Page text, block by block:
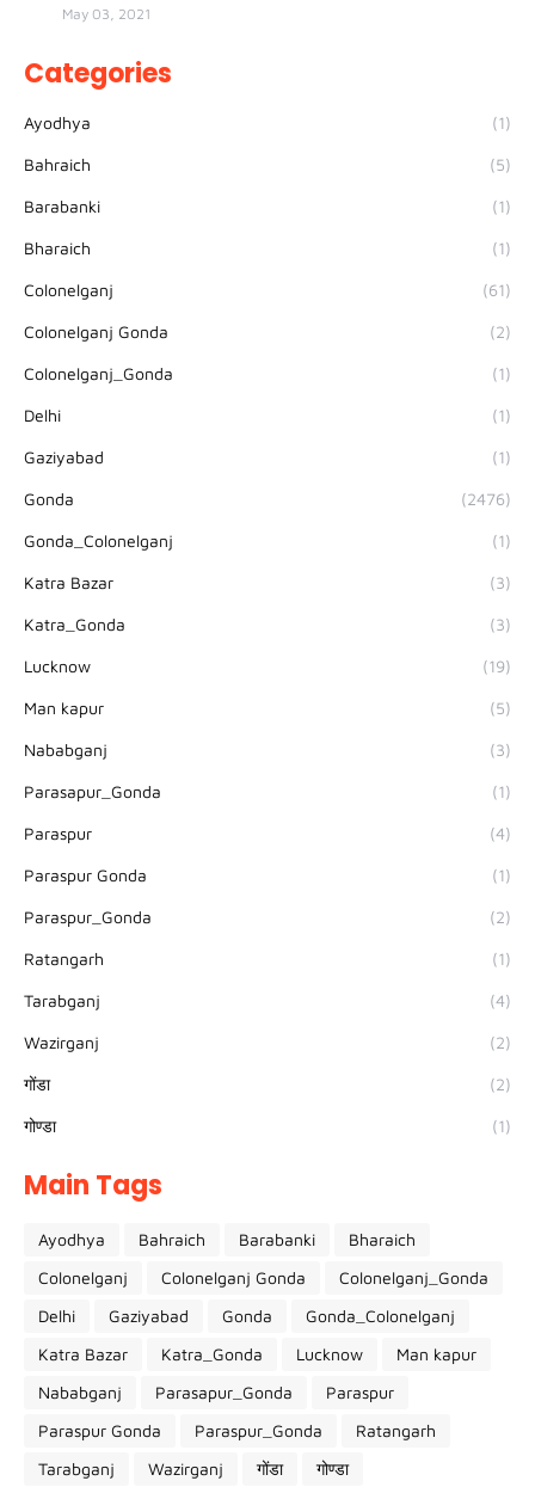
May 03, 2021
Categories
Ayodhya (1)
Bahraich (5)
Barabanki (1)
Bharaich (1)
Colonelganj (61)
Colonelganj Gonda (2)
Colonelganj_Gonda (1)
Delhi (1)
Gaziyabad (1)
Gonda (2476)
Gonda_Colonelganj (1)
Katra Bazar (3)
Katra_Gonda (3)
Lucknow (19)
Man kapur (5)
Nababganj (3)
Parasapur_Gonda (1)
Paraspur (4)
Paraspur Gonda (1)
Paraspur_Gonda (2)
Ratangarh (1)
Tarabganj (4)
Wazirganj (2)
गोंडा (2)
गोण्डा (1)
Main Tags
Ayodhya Bahraich Barabanki
Bharaich
Colonelganj
Colonelganj Gonda
Colonelganj_Gonda
Delhi
Gaziyabad Gonda
Gonda_Colonelganj
Katra Bazar
Katra_Gonda Lucknow
Man kapur
Nababganj
Parasapur_Gonda
Paraspur
Paraspur Gonda
Paraspur_Gonda
Ratangarh
Tarabganj
Wazirganj गोंडा गोण्डा